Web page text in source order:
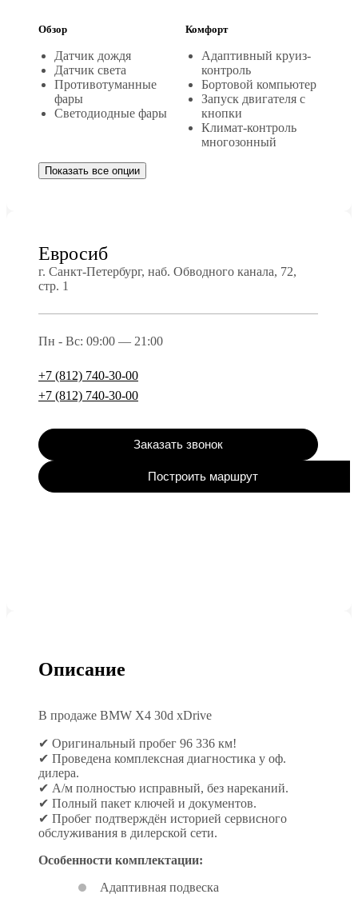
Обзор
Датчик дождя
Датчик света
Противотуманные
фары
Светодиодные фары
Комфорт
Адаптивный круиз-
контроль
Бортовой компьютер
Запуск двигателя с
кнопки
Климат-контроль
многозонный
Показать все опции
Евросиб
г. Санкт-Петербург, наб. Обводного канала, 72,
стр. 1
Пн - Вс: 09:00 — 21:00
+7 (812) 740-30-00
+7 (812) 740-30-00
Заказать звонок
Построить маршрут
Описание
В продаже BMW X4 30d xDrive
✔ Оригинальный пробег 96 336 км!
✔ Проведена комплексная диагностика у оф.
дилера.
✔ А/м полностью исправный, без нареканий.
✔ Полный пакет ключей и документов.
✔ Пробег подтверждён историей сервисного
обслуживания в дилерской сети.
Особенности комплектации:
Адаптивная подвеска